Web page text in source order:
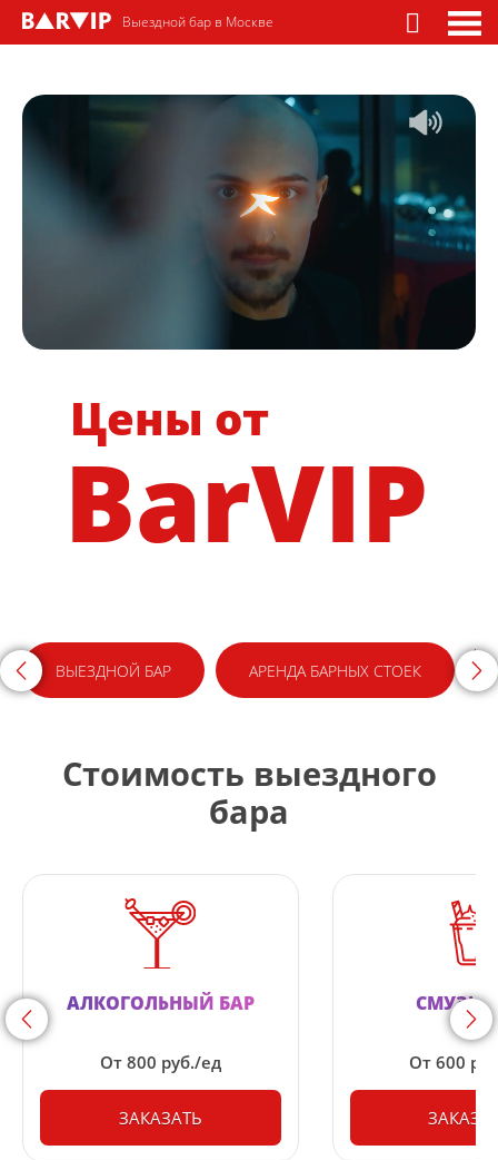
Выездной бар в Москве
Цены от
BarVIP
ВЫЕЗДНОЙ БАР АРЕНДА БАРНЫХ СТОЕК
< >
Стоимость выездного
бара
< АЛКОГОЛЬНЫЙ БАР
От 800 руб./ед
ЗАКАЗАТЬ
СМУЗИ-
От 600
>